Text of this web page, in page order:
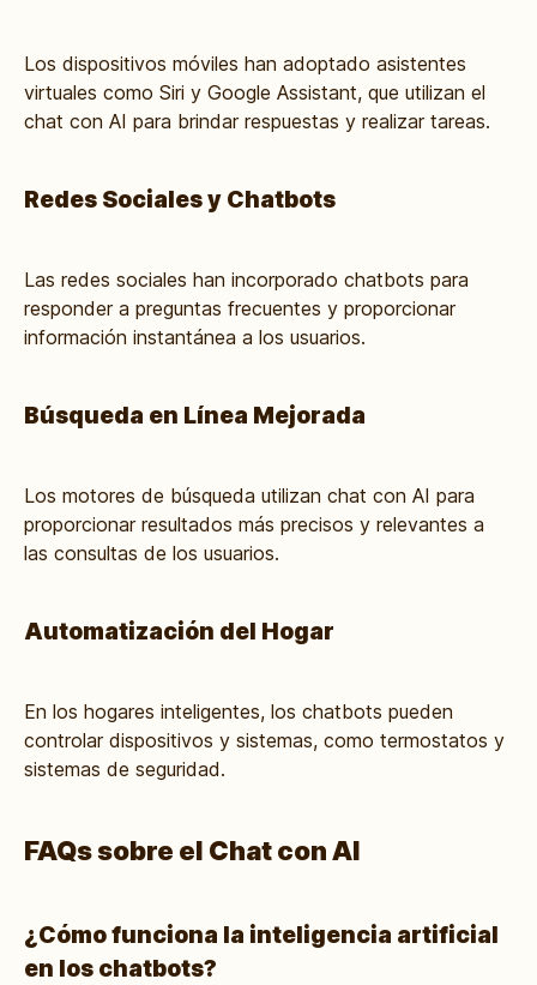
Los dispositivos móviles han adoptado asistentes
virtuales como Siri y Google Assistant, que utilizan el
chat con AI para brindar respuestas y realizar tareas.
Redes Sociales y Chatbots
Las redes sociales han incorporado chatbots para
responder a preguntas frecuentes y proporcionar
información instantánea a los usuarios.
Búsqueda en Línea Mejorada
Los motores de búsqueda utilizan chat con AI para
proporcionar resultados más precisos y relevantes a
las consultas de los usuarios.
Automatización del Hogar
En los hogares inteligentes, los chatbots pueden
controlar dispositivos y sistemas, como termostatos y
sistemas de seguridad.
FAQs sobre el Chat con AI
¿Cómo funciona la inteligencia artificial
en los chatbots?